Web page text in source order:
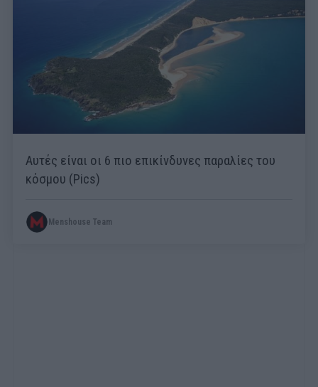
Αυτές είναι οι 6 πιο επικίνδυνες παραλίες του
κόσμου (Pics)
Menshouse Team